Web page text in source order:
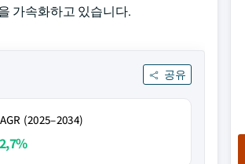
가속화하고 있습니다.
공유
(2025–2034)